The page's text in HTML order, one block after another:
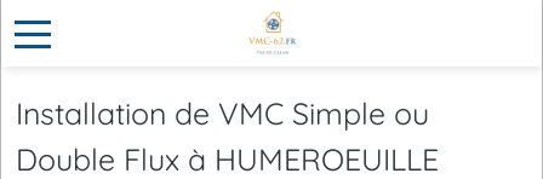
Installation de VMC Simple ou
Double Flux à HUMEROEUILLE